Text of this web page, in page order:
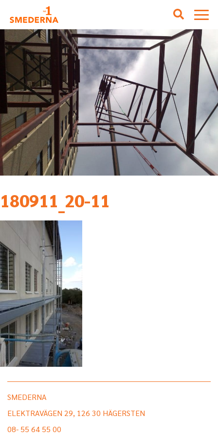
180911_20-11
SMEDERNA
ELEKTRAVÄGEN 29, 126 30 HÄGERSTEN
08- 55 64 55 00